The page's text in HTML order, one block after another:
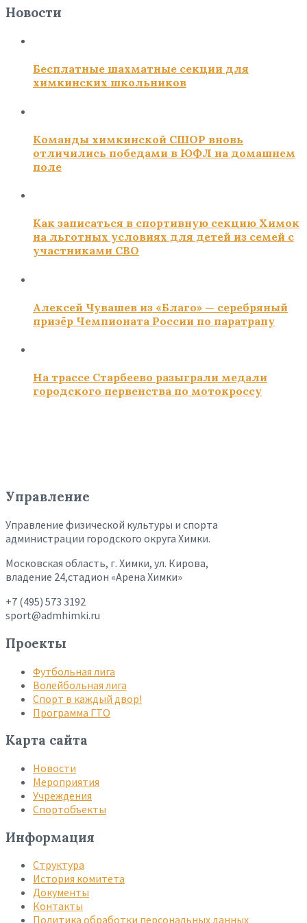
Новости
Бесплатные шахматные секции для
химкинских школьников
Команды химкинской СШОР вновь
отличились победами в ЮФЛ на домашнем
поле
Как записаться в спортивную секцию Химок
на льготных условиях для детей из семей с
участниками СВО
Алексей Чувашев из «Благо» — серебряный
призёр Чемпионата России по паратрапу
На трассе Старбеево разыграли медали
городского первенства по мотокроссу
Управление
Управление физической культуры и спорта
администрации городского округа Химки.
Московская область, г. Химки, ул. Кирова,
владение 24,стадион «Арена Химки»
+7 (495) 573 3192
sport@admhimki.ru
Проекты
Футбольная лига
Волейбольная лига
Спорт в каждый двор!
Программа ГТО
Карта сайта
Новости
Мероприятия
Учреждения
Спортобъекты
Информация
Структура
История комитета
Документы
Контакты
Политика обработки персональных данных